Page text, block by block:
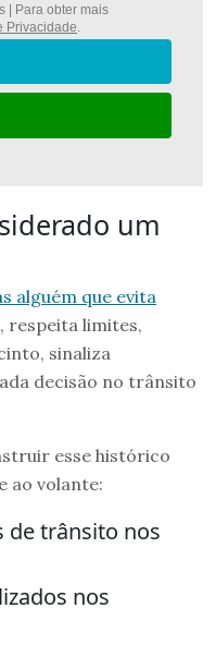
| Para obter mais
Privacidade
um
alguém que evita
respeita limites,
sinaliza
decisão no trânsito
esse histórico
ao volante:
de trânsito nos
nos